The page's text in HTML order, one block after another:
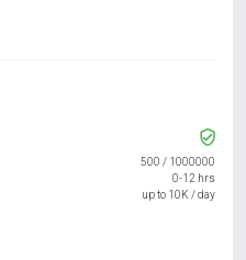
500 / 1000000
0-12 hrs
up to 10K / day